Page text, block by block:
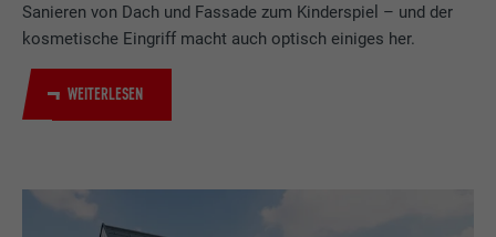
Sanieren von Dach und Fassade zum Kinderspiel – und der
kosmetische Eingriff macht auch optisch einiges her.
WEITERLESEN